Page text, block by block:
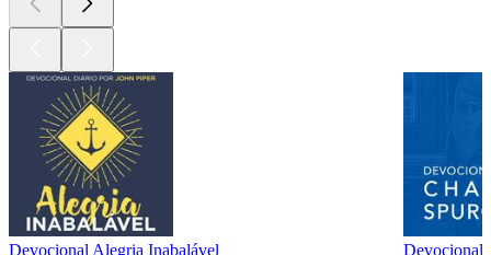
Devocional Alegria Inabalável
Devocional